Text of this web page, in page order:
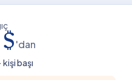
'dan
başı